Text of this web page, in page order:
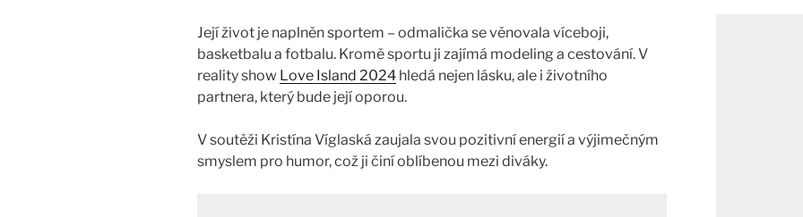
Její život je naplněn sportem – odmalička se věnovala víceboji,
basketbalu a fotbalu. Kromě sportu ji zajímá modeling a cestování. V
reality show Love Island 2024 hledá nejen lásku, ale i životního
partnera, který bude její oporou.
V soutěži Kristína Víglaská zaujala svou pozitivní energií a výjimečným
smyslem pro humor, což ji činí oblíbenou mezi diváky.